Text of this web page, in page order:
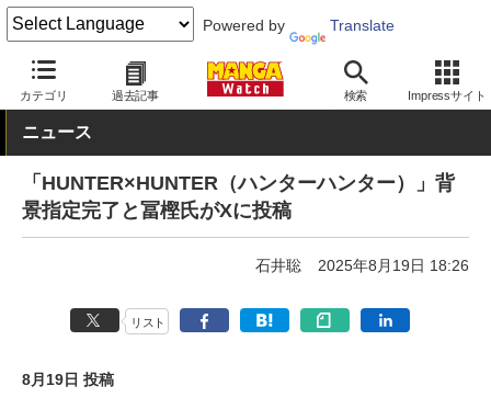
Powered by Translate
カテゴリ 過去記事 検索 Impressサイト
MANGA Watch 少年 HUNTER×HUNTER
ニュース
「HUNTER×HUNTER（ハンターハンター）」背
景指定完了と冨樫氏がXに投稿
石井聡 2025年8月19日 18:26
リスト
8月19日 投稿